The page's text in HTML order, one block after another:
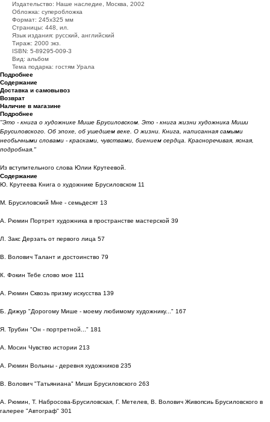
Издательство: Наше наследие, Москва, 2002
Обложка: суперобложка
Формат: 245х325 мм
Страницы: 448, ил.
Язык издания: русский, английский
Тираж: 2000 экз.
ISBN: 5-89295-009-3
Вид: альбом
Тема подарка: гостям Урала
Подробнее
Содержание
Доставка и самовывоз
Возврат
Наличие в магазине
Подробнее
"Это - книга о художнике Мише Брусиловском. Это - книга жизни художника Миши
Брусиловского. Об эпохе, об ушедшем веке. О жизни. Книга, написанная самыми
необычными словами - красками, чувствами, биением сердца. Красноречивая, ясная,
подробная."
Из вступительного слова Юлии Крутеевой.
Содержание
Ю. Крутеева Книга о художнике Брусиловском 11
М. Брусиловский Мне - семьдесят 13
А. Рюмин Портрет художника в пространстве мастерской 39
Л. Закс Дерзать от первого лица 57
В. Волович Талант и достоинство 79
К. Фокин Тебе слово мое 111
А. Рюмин Сквозь призму искусства 139
Б. Дижур "Дорогому Мише - моему любимому художнику..." 167
Я. Трубин "Он - портретной..." 181
А. Мосин Чувство истории 213
А. Рюмин Волыны - деревня художников 235
В. Волович "Татьяниана" Миши Брусиловского 263
А. Рюмин, Т. Набросова-Брусиловская, Г. Метелев, В. Волович Живопсиь Брусиловского в
галерее "Автограф" 301